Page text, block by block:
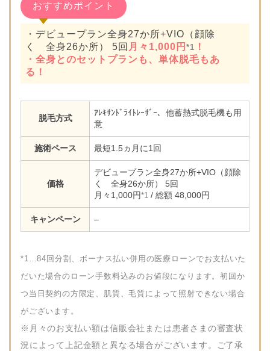
おすすめポイント
・デビュープラン全身27か所+VIO（顔除
く 全身26か所） 5回 月々1,000円 *1 ！
・全身とのセットプランも、単体脱毛もあ
る！
脱毛方式
ｱﾚｷｻﾝﾄﾞﾗｲﾄﾚｰｻﾞｰ、他蓄熱式脱毛機も用
意
施術ペース 最短1.5ヵ月に1回
価格
デビュープラン全身27か所+VIO（顔除
く 全身26か所） 5回
月々1,000円*1 / 総額 48,000円
キャンペーン –
*1…84回分割、ボーナス払い併用の医療ローンでお支払いた
だいた場合のローン手数料込みのお値段になります。初回か
つ当日契約の方限定、肌質、毛質によって照射できない場合
がございます。
※月々のお支払い額は信販会社または患者さまの審査状
況によって上記金額と異なる場合がございます。ご了承